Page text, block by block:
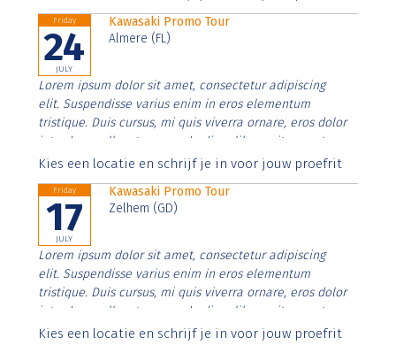
Friday
24
JULY
Kawasaki Promo Tour
Almere (FL)
Lorem ipsum dolor sit amet, consectetur adipiscing
elit. Suspendisse varius enim in eros elementum
tristique. Duis cursus, mi quis viverra ornare, eros dolor
interdum nulla, ut commodo diam libero vitae erat.
Aenean faucibus nibh et justo cursus id rutrum lorem
Kies een locatie en schrijf je in voor jouw proefrit
Friday
17
JULY
Kawasaki Promo Tour
Zelhem (GD)
Lorem ipsum dolor sit amet, consectetur adipiscing
elit. Suspendisse varius enim in eros elementum
tristique. Duis cursus, mi quis viverra ornare, eros dolor
interdum nulla, ut commodo diam libero vitae erat.
Aenean faucibus nibh et justo cursus id rutrum lorem
Kies een locatie en schrijf je in voor jouw proefrit